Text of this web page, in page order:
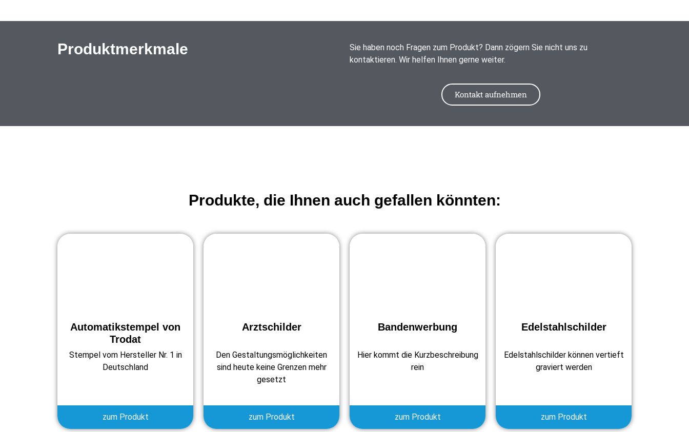
Produktmerkmale
Sie haben noch Fragen zum Produkt? Dann zögern Sie nicht uns zu
kontaktieren. Wir helfen Ihnen gerne weiter.
Kontakt aufnehmen
Produkte, die Ihnen auch gefallen könnten:
Automatikstempel von
Trodat
Stempel vom Hersteller Nr. 1 in
Deutschland
zum Produkt
Arztschilder
Den Gestaltungsmöglichkeiten
sind heute keine Grenzen mehr
gesetzt
zum Produkt
Bandenwerbung
Hier kommt die Kurzbeschreibung
rein
zum Produkt
Edelstahlschilder
Edelstahlschilder können vertieft
graviert werden
zum Produkt